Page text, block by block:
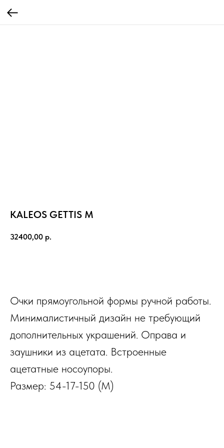
KALEOS GETTIS M
32400,00 р.
Очки прямоугольной формы ручной работы.
Минималистичный дизайн не требующий
дополнительных украшений. Оправа и
заушники из ацетата. Встроенные
ацетатные носоупоры.
Размер: 54-17-150 (M)